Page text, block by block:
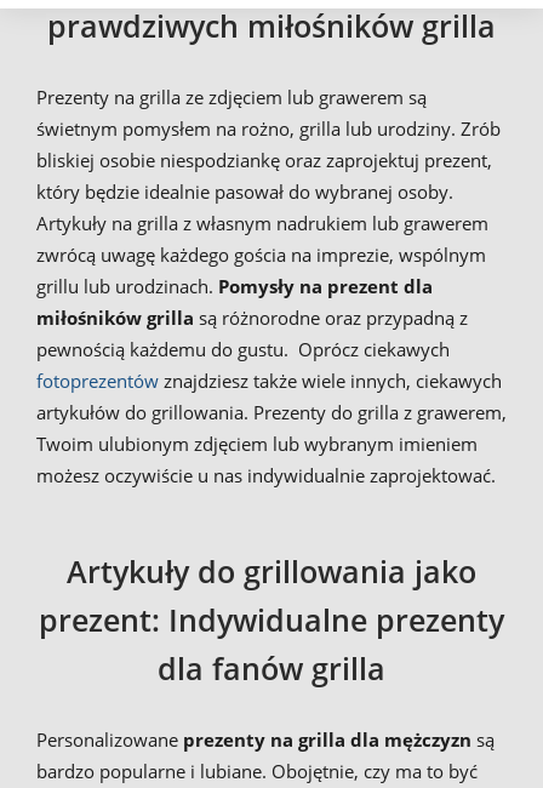
prawdziwych miłośników grilla
Prezenty na grilla ze zdjęciem lub grawerem są
świetnym pomysłem na rożno, grilla lub urodziny. Zrób
bliskiej osobie niespodziankę oraz zaprojektuj prezent,
który będzie idealnie pasował do wybranej osoby.
Artykuły na grilla z własnym nadrukiem lub grawerem
zwrócą uwagę każdego gościa na imprezie, wspólnym
grillu lub urodzinach. Pomysły na prezent dla
miłośników grilla są różnorodne oraz przypadną z
pewnością każdemu do gustu. Oprócz ciekawych
fotoprezentów znajdziesz także wiele innych, ciekawych
artykułów do grillowania. Prezenty do grilla z grawerem,
Twoim ulubionym zdjęciem lub wybranym imieniem
możesz oczywiście u nas indywidualnie zaprojektować.
Artykuły do grillowania jako
prezent: Indywidualne prezenty
dla fanów grilla
Personalizowane prezenty na grilla dla mężczyzn są
bardzo popularne i lubiane. Obojętnie, czy ma to być